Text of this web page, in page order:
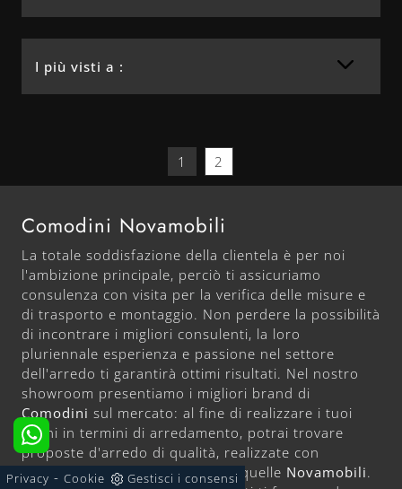
I più visti a :
1 2
Comodini Novamobili
La totale soddisfazione della clientela è per noi
l'ambizione principale, perciò ti assicuriamo
consulenza con visita per la verifica delle misure e
di trasporto e montaggio. Non perdere la possibilità
di incontrare i migliori consulenti, la loro
pluriennale esperienza e passione nel settore
dell'arredo ti garantirà ottimi risultati. Nel nostro
showroom presentiamo i migliori brand di
Comodini sul mercato: al fine di realizzare i tuoi
sogni in termini di arredamento, potrai trovare
proposte d'arredo di qualità, realizzate con
materiali pregiati, tra cui altresì quelle Novamobili.
Privacy - Cookie Gestisci i consensi